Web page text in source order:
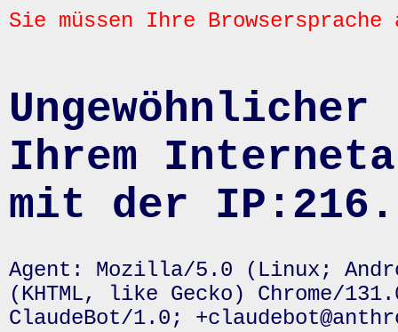
Sie müssen Ihre
Ihrem
mit der
Agent: Mozilla/5.0 (Linux;
(KHTML, like Gecko) Chrome/
ClaudeBot/1.0;